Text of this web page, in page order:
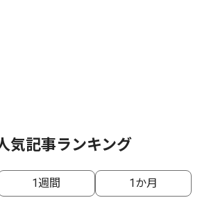
気記事ランキング
1週間 1か月